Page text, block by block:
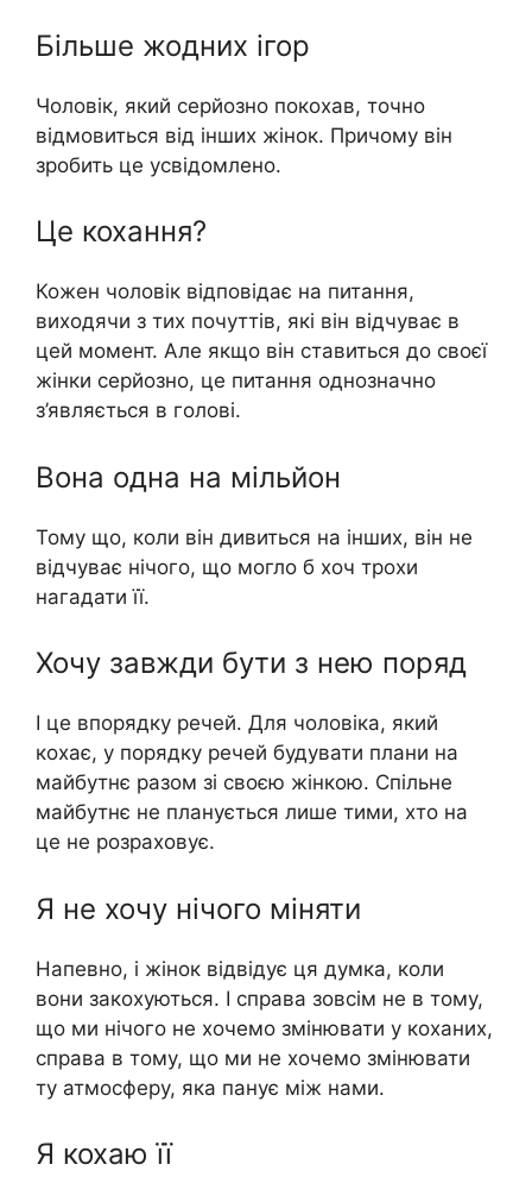
Більше жодних ігор
Чоловік, який серйозно покохав, точно
відмовиться від інших жінок. Причому він
зробить це усвідомлено.
Це кохання?
Кожен чоловік відповідає на питання,
виходячи з тих почуттів, які він відчуває в
цей момент. Але якщо він ставиться до своєї
жінки серйозно, це питання однозначно
з’являється в голові.
Вона одна на мільйон
Тому що, коли він дивиться на інших, він не
відчуває нічого, що могло б хоч трохи
нагадати її.
Хочу завжди бути з нею поряд
І це впорядку речей. Для чоловіка, який
кохає, у порядку речей будувати плани на
майбутнє разом зі своєю жінкою. Спільне
майбутнє не планується лише тими, хто на
це не розраховує.
Я не хочу нічого міняти
Напевно, і жінок відвідує ця думка, коли
вони закохуються. І справа зовсім не в тому,
що ми нічого не хочемо змінювати у коханих,
справа в тому, що ми не хочемо змінювати
ту атмосферу, яка панує між нами.
Я кохаю її